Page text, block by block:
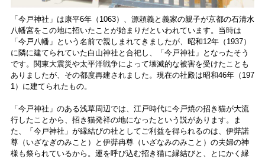
「今戸神社」は康平6年（1063）、源頼義と義家の親子が京都の石清水
八幡宮をこの地に招いたことが始まりだといわれています。当時は
「今戸八幡」という名前で親しまれてきましたが、昭和12年（1937）
に隣に建てられていた白山神社と合祀し、「今戸神社」となったそう
です。関東大震災や太平洋戦争によって壊滅的な被害を受けたことも
ありましたが、その都度再建されました。現在の社殿は昭和46年（197
1）に建てられたもの。
「今戸神社」のある浅草周辺では、江戸時代に今戸焼の招き猫が大流
行したことから、招き猫発祥の地になったという説があります。ま
た、「今戸神社」が縁結びの社としてご利益を得られるのは、伊弉諾
尊（いざなぎのみこと）と伊弉冉尊（いざなみのみこと）の夫婦の神
様も祭られているから。運を呼び込む招き猫に縁結びと、とにかく縁